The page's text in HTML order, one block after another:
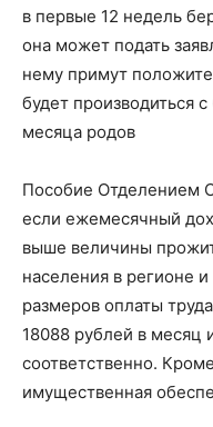
в первые 12 недель
она может подать
нему примут
будет производиться
месяца родов
Пособие Отделением
если ежемесячный
выше величины
населения в регионе
размеров оплаты
18088 рублей в месяц
соответственно.
имущественная